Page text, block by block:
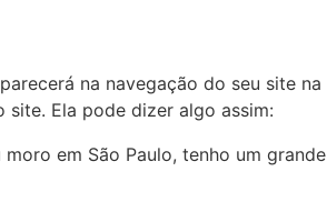
na navegação do seu site na
site. Ela pode dizer algo assim:
em São Paulo, tenho um grande